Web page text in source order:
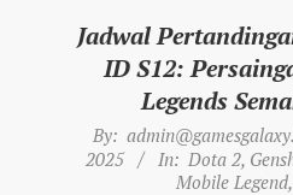
Jadwal
ID S12:
Legends
2025-
04-
By:
2025
In: Dota 2,
Mobile Legend,